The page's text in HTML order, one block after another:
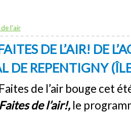
l'air
DE L’AIR! DE
DE REPENTIGNY
Faites de l’air bouge cet
Faites de l’air!, le